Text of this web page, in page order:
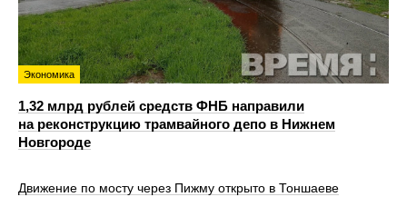
Экономика
1,32 млрд рублей средств ФНБ направили
на реконструкцию трамвайного депо в Нижнем
Новгороде
Движение по мосту через Пижму открыто в Тоншаеве